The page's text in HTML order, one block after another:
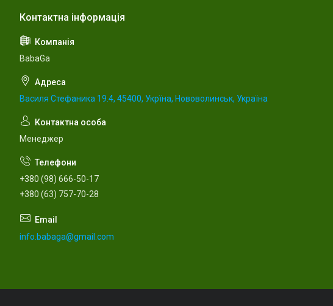
BabaGa
Василя Стефаника 19.4, 45400, Укрїна, Нововолинськ, Україна
Менеджер
+380 (98) 666-50-17
+380 (63) 757-70-28
info.babaga@gmail.com